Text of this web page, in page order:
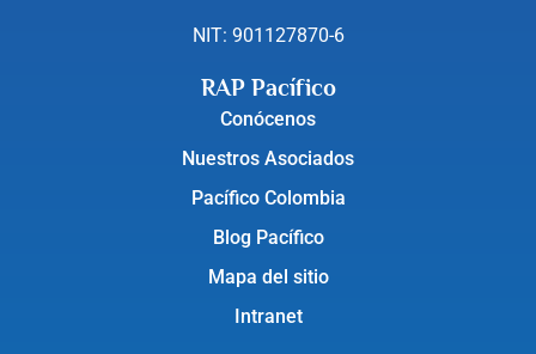
NIT: 901127870-6
RAP Pacífico
Conócenos
Nuestros Asociados
Pacífico Colombia
Blog Pacífico
Mapa del sitio
Intranet